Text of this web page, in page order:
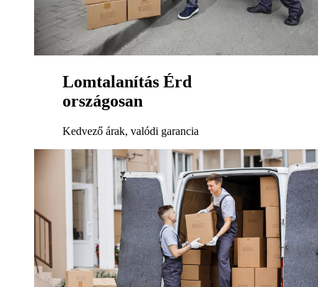
Lomtalanítás Érd
országosan
Kedvező árak, valódi garancia